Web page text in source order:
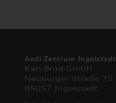
Audi Zentrum Ingolstadt
Karl Brod GmbH
Neuburger Straße 75
85057 Ingolstadt